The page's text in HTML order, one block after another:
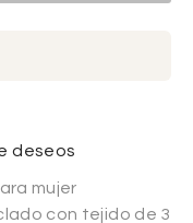
deseos
mujer
con tejido de 3